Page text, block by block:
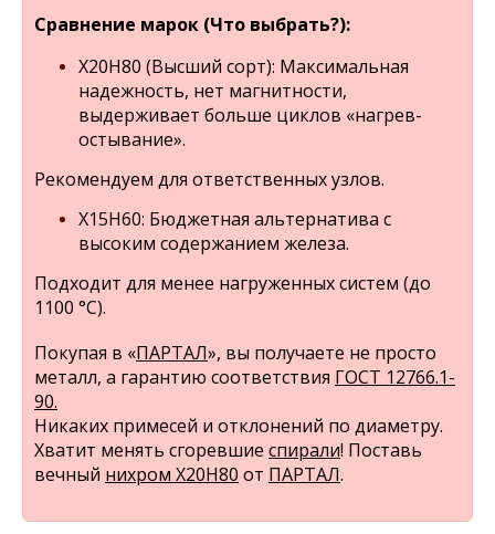
Сравнение марок (Что выбрать?):
Х20Н80 (Высший сорт): Максимальная
надежность, нет магнитности,
выдерживает больше циклов «нагрев-
остывание».
Рекомендуем для ответственных узлов.
Х15Н60: Бюджетная альтернатива с
высоким содержанием железа.
Подходит для менее нагруженных систем (до
1100 °C).
Покупая в «ПАРТАЛ», вы получаете не просто
металл, а гарантию соответствия ГОСТ 12766.1-
90.
Никаких примесей и отклонений по диаметру.
Хватит менять сгоревшие спирали! Поставь
вечный нихром Х20Н80 от ПАРТАЛ.